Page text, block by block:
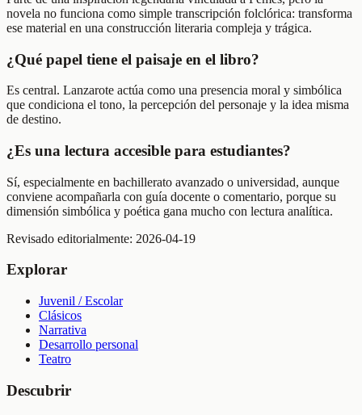
novela no funciona como simple transcripción folclórica: transforma
ese material en una construcción literaria compleja y trágica.
¿Qué papel tiene el paisaje en el libro?
Es central. Lanzarote actúa como una presencia moral y simbólica
que condiciona el tono, la percepción del personaje y la idea misma
de destino.
¿Es una lectura accesible para estudiantes?
Sí, especialmente en bachillerato avanzado o universidad, aunque
conviene acompañarla con guía docente o comentario, porque su
dimensión simbólica y poética gana mucho con lectura analítica.
Revisado editorialmente: 2026-04-19
Explorar
Juvenil / Escolar
Clásicos
Narrativa
Desarrollo personal
Teatro
Descubrir